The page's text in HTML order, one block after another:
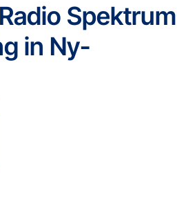
Spektrum
in Ny-